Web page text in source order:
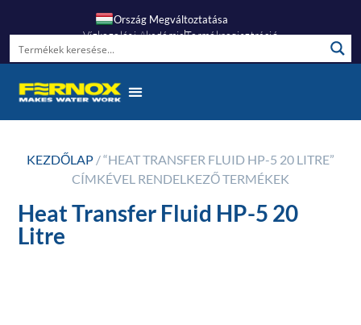
Ország Megváltoztatása
Vízkezelési AkadémiaTermékregisztráció
KEZDŐLAP / “HEAT TRANSFER FLUID HP-5 20 LITRE”
CÍMKÉVEL RENDELKEZŐ TERMÉKEK
Heat Transfer Fluid HP-5 20
Litre